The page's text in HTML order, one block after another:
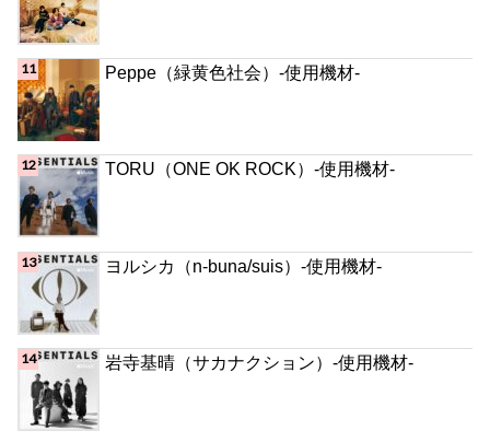
Peppe（緑黄色社会）-使用機材-
TORU（ONE OK ROCK）-使用機材-
ヨルシカ（n-buna/suis）-使用機材-
岩寺基晴（サカナクション）-使用機材-